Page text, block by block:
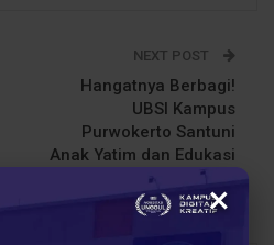
NEXT POST
Hangatnya Berbagi!
UBSI Kampus
Purwokerto Santuni
Anak Yatim dan Edukasi
Cyberbullying
×